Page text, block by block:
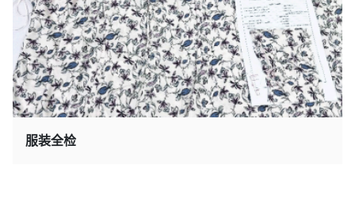
服装全检